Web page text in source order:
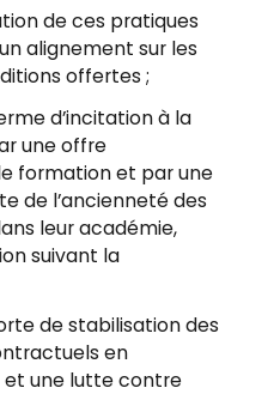
de ces pratiques
alignement sur les
offertes ;
d’incitation à la
une offre
formation et par une
de l’ancienneté des
leur académie,
suivant la
de stabilisation des
en
une lutte contre